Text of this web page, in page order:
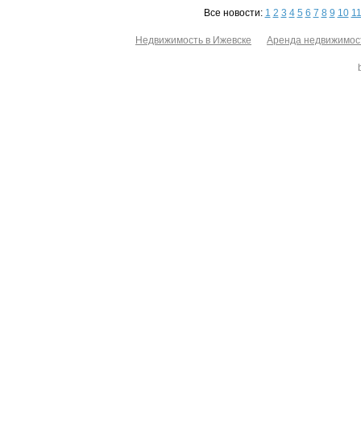
Все новости: 1 2 3 4 5 6 7 8 9 10 11
Недвижимость в Ижевске Аренда